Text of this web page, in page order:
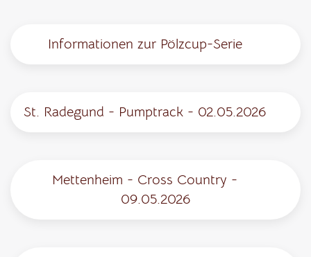
Informationen zur Pölzcup-Serie
St. Radegund - Pumptrack - 02.05.2026
Mettenheim - Cross Country -
09.05.2026